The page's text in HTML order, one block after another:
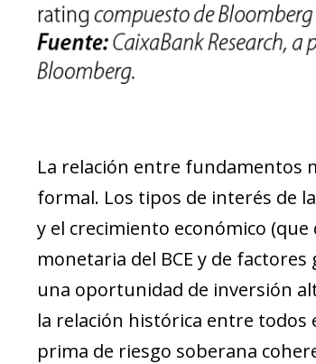
La relación entre fundamentos
formal. Los tipos de interés de
y el crecimiento económico
monetaria del BCE y de
una oportunidad de inversión
la relación histórica entre todos
prima de riesgo soberana